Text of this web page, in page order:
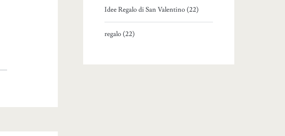
Idee Regalo di San Valentino (22)
regalo (22)